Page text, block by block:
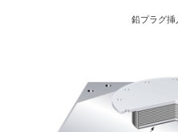
鉛プラグ挿